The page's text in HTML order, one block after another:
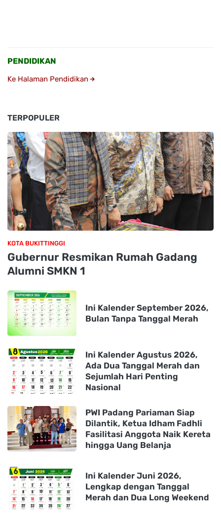
PENDIDIKAN
Ke Halaman Pendidikan
TERPOPULER
KOTA BUKITTINGGI
Gubernur Resmikan Rumah Gadang
Alumni SMKN 1
Ini Kalender September 2026,
Bulan Tanpa Tanggal Merah
Ini Kalender Agustus 2026,
Ada Dua Tanggal Merah dan
Sejumlah Hari Penting
Nasional
PWI Padang Pariaman Siap
Dilantik, Ketua Idham Fadhli
Fasilitasi Anggota Naik Kereta
hingga Uang Belanja
Ini Kalender Juni 2026,
Lengkap dengan Tanggal
Merah dan Dua Long Weekend